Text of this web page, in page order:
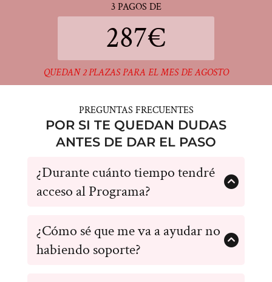
3 PAGOS DE
287€
QUEDAN 2 PLAZAS PARA EL MES DE AGOSTO
PREGUNTAS FRECUENTES
POR SI TE QUEDAN DUDAS
ANTES DE DAR EL PASO
¿Durante cuánto tiempo tendré
acceso al Programa?
cuando lo necesites. Pero no solo eso, si no que
también tendrás acceso a las futuras actualizaciones
que se hagan
¿Cómo sé que me va a ayudar no
habiendo soporte?